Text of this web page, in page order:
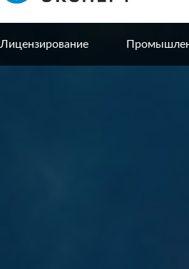
Лицензирование